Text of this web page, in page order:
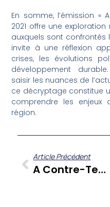
En somme, l’émission «
2021 offre une
auxquels sont confrontés
invite à une réflexion
crises, les évolutions
développement
saisir les nuances de
ce décryptage constitue
comprendre les enjeux
région.
Article Précédent
A Contre-Temps : L’actualité Caribéenne Du 30 Avril 2021 Décryptée Par Gérard Dorwling-Carter, Nadia Celcal Et Christian Boutant